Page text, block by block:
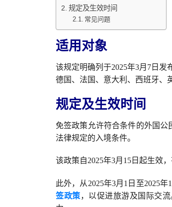
规定及生效时间
常见问题
适用对象
该规定明确列于2025年3月7日发
德国、法国、意大利、西班牙、
规定及生效时间
免签政策允许符合条件的外国
法律规定的入境条件。
该政策自2025年3月15日起生效
此外，从2025年3月1日至2025年
签政策，以促进旅游及国际交